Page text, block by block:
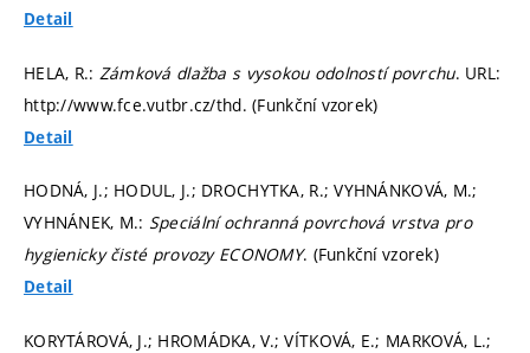
Detail
HELA, R.: Zámková dlažba s vysokou odolností povrchu. URL:
http://www.fce.vutbr.cz/thd. (Funkční vzorek)
Detail
HODNÁ, J.; HODUL, J.; DROCHYTKA, R.; VYHNÁNKOVÁ, M.;
VYHNÁNEK, M.: Speciální ochranná povrchová vrstva pro
hygienicky čisté provozy ECONOMY. (Funkční vzorek)
Detail
KORYTÁROVÁ, J.; HROMÁDKA, V.; VÍTKOVÁ, E.; MARKOVÁ, L.;